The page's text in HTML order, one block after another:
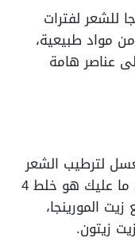
للشعر لفترات
مواد طبيعية،
عناصر هامة
لترطيب الشعر
والقضاء على الهيشان والجفاف، كل ما عليك هو خلط 4
المورينجا،
زيتون.